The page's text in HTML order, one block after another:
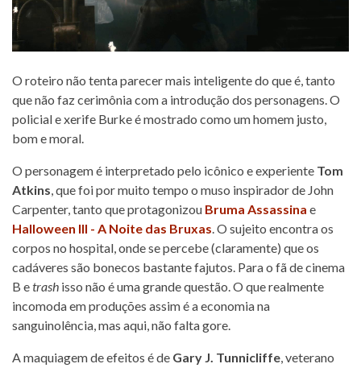
O roteiro não tenta parecer mais inteligente do que é, tanto
que não faz cerimônia com a introdução dos personagens. O
policial e xerife Burke é mostrado como um homem justo,
bom e moral.
O personagem é interpretado pelo icônico e experiente Tom
Atkins, que foi por muito tempo o muso inspirador de John
Carpenter, tanto que protagonizou Bruma Assassina e
Halloween III - A Noite das Bruxas. O sujeito encontra os
corpos no hospital, onde se percebe (claramente) que os
cadáveres são bonecos bastante fajutos. Para o fã de cinema
B etrash isso não é uma grande questão. O que realmente
incomoda em produções assim é a economia na
sanguinolência, mas aqui, não falta gore.
A maquiagem de efeitos é de Gary J. Tunnicliffe, veterano